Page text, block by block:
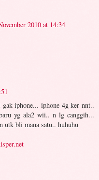
2010 at 14:34
iphone... iphone 4g ker nnt..
yg ala2 wii.. n lg canggih...
utk bli mana satu.. huhuhu